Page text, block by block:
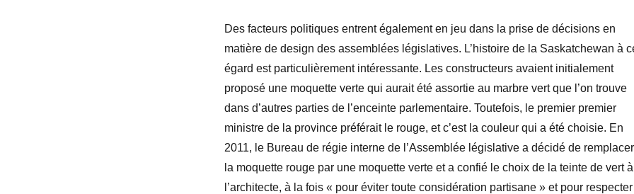
Des facteurs politiques entrent également en jeu dans la prise de décisions en
matière de design des assemblées législatives. L’histoire de la Saskatchewan à
égard est particulièrement intéressante. Les constructeurs avaient initialement
proposé une moquette verte qui aurait été assortie au marbre vert que l’on trouve
dans d’autres parties de l’enceinte parlementaire. Toutefois, le premier premier
ministre de la province préférait le rouge, et c’est la couleur qui a été choisie. En
2011, le Bureau de régie interne de l’Assemblée législative a décidé de remplacer
la moquette rouge par une moquette verte et a confié le choix de la teinte de vert à
l’architecte, à la fois « pour éviter toute considération partisane » et pour respecter